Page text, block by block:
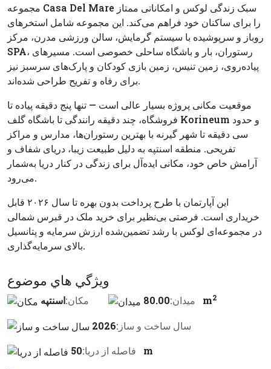
مجموعه Casa Del Mare سبک زندگی لوکس و امکاناتی ممتاز
را برای ساکنان خود فراهم می‌کند. این مجموعه شامل استخرهای
روباز و سرپوشیده با سیستم گرمایش، سالن ورزشی مدرن، مرکز
SPA، رستوران، بار و باشگاه ساحلی خصوصی است. مسیرهای
پیاده‌روی، زمین تنیس، زمین بازی کودکان و پارک‌های سرسبز نیز
برای رفاه و تفریح طراحی شده‌اند.
موقعیت مکانی پروژه بسیار عالی است — تنها پنج دقیقه پیاده تا
فروشگاه، چند دقیقه رانندگی تا باشگاه گلف Korineum و حدود
سی دقیقه تا شهر گیرنه با بهترین رستوران‌ها، مدارس و مراکز
تفریحی. منطقه اسنتپه به دلیل طبیعت زیبا، دریای شفاف و
آرامش خاص خود، مکانی ایده‌آل برای زندگی در کنار دریا به‌شمار
می‌رود.
این آپارتمان با طرح پرداخت بدون بهره تا سال ۲۰۲۶ قابل
خریداری است. فرصتی بی‌نظیر برای خرید ملک در قبرس شمالی
در مجموعه‌ای لوکس با رشد تضمین‌شده ارزش سرمایه و پتانسیل
بالای سرمایه‌گذاری.
ويژگي هاي موضوع
مكان:اسنتپه ميدان: 80.00 m2
سال ساخت و ساز:2026
فاصله از دريا:
50 m